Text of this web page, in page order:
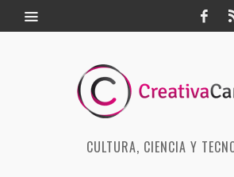
CULTURA, CIENCIA Y